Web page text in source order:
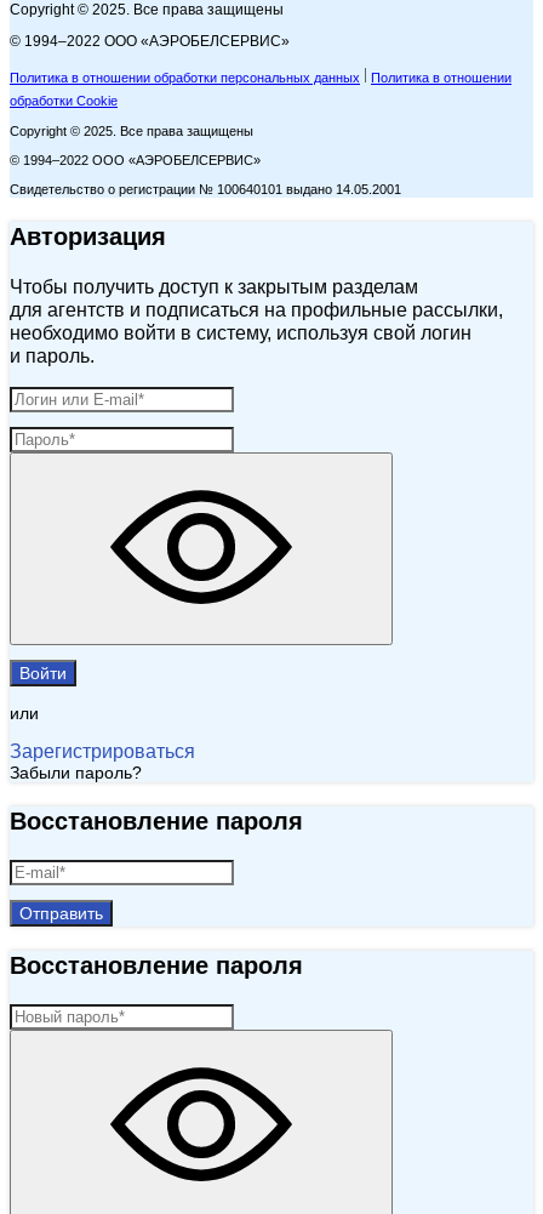
Copyright © 2025. Все права защищены
© 1994–2022 ООО «АЭРОБЕЛСЕРВИС»
Политика в отношении обработки персональных данных
Политика в отношении
обработки Cookie
Copyright © 2025. Все права защищены
© 1994–2022 ООО «АЭРОБЕЛСЕРВИС»
Свидетельство о регистрации № 100640101 выдано 14.05.2001
Авторизация
Чтобы получить доступ к закрытым разделам
для агентств и подписаться на профильные рассылки,
необходимо войти в систему, используя свой логин
и пароль.
Войти
или
Зарегистрироваться
Забыли пароль?
Восстановление пароля
Отправить
Восстановление пароля